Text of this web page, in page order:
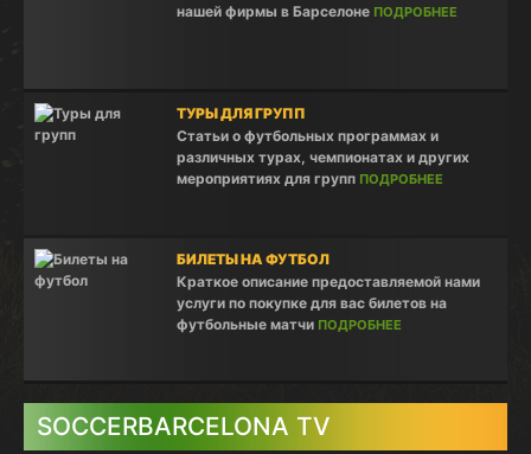
нашей фирмы в Барселоне ПОДРОБНЕЕ
ТУРЫ ДЛЯ ГРУПП
Статьи о футбольных программах и
различных турах, чемпионатах и других
мероприятиях для групп ПОДРОБНЕЕ
БИЛЕТЫ НА ФУТБОЛ
Краткое описание предоставляемой нами
услуги по покупке для вас билетов на
футбольные матчи ПОДРОБНЕЕ
SOCCERBARCELONA TV